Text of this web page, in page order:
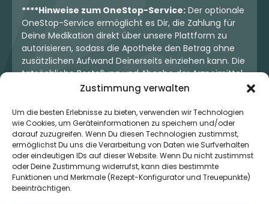
Zustimmung verwalten
Um die besten Erlebnisse zu bieten, verwenden wir Technologien
wie Cookies, um Geräteinformationen zu speichern und/oder
darauf zuzugreifen. Wenn Du diesen Technologien zustimmst,
ermöglichst Du uns die Verarbeitung von Daten wie Surfverhalten
oder eindeutigen IDs auf dieser Website. Wenn Du nicht zustimmst
oder Deine Zustimmung widerrufst, kann dies bestimmte
Funktionen und Merkmale (Rezept-Konfigurator und Treuepunkte)
beeinträchtigen.
****Hinweise zum OneStop-Service: Der optionale
OneStop-Service ermöglicht es Dir, die Zahlung für
Deine Medikation direkt über unsere Plattform zu
autorisieren, sodass die Apotheke den Betrag ohne
zusätzlichen Aufwand Deinerseits einziehen kann. Die
tatsächliche Bestellung und Abgabe der Arzneimittel
erfolgt jedoch ausschließlich über die jeweilige
Dir und der Apotheke. Unser OneStop-Service stellt
kein pharmazeutisches Angebot dar, sondern dient
lediglich der komfortablen Zahlungsabwicklung. Die
Nutzung ist freiwillig und hat keinerlei Einfluss auf die
ärztliche Therapieentscheidung oder die Wahl der
verschriebenen Medikation. Apotheken sind rechtlich
unabhängig und unterliegen den gesetzlichen